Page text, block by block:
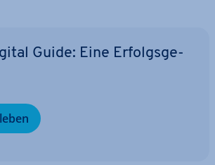
Guide: Eine Er­folgs­ge­